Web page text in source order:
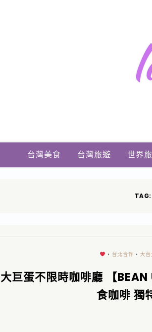
台灣美食 台灣旅遊 世界
TAG:
• 台北合作 •大
大巨蛋不限時咖啡廳 【
食咖啡 獨